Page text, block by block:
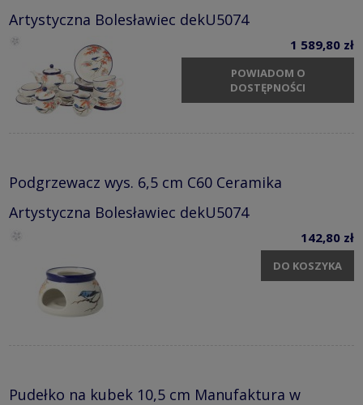
Artystyczna Bolesławiec dekU5074
1 589,80 zł
POWIADOM O
DOSTĘPNOŚCI
Podgrzewacz wys. 6,5 cm C60 Ceramika
Artystyczna Bolesławiec dekU5074
142,80 zł
DO KOSZYKA
Pudełko na kubek 10,5 cm Manufaktura w